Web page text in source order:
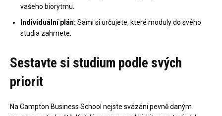
vašeho biorytmu.
Individuální plán: Sami si určujete, které moduly do svého
studia zahrnete.
Sestavte si studium podle svých
priorit
Na Campton Business School nejste svázáni pevně daným